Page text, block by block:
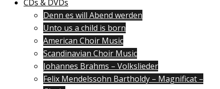
CDs & DVDs
Denn es will Abend werden
Unto us a child is born
American Choir Music
Scandinavian Choir Music
Johannes Brahms – Volkslieder
Felix Mendelssohn Bartholdy – Magnificat –